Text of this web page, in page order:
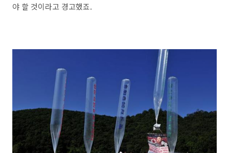
야 할 것이라고 경고했죠.